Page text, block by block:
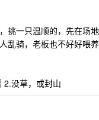
挑一只温顺的，先在场
乱骑，老板也不好好喂
2.没草，或封山